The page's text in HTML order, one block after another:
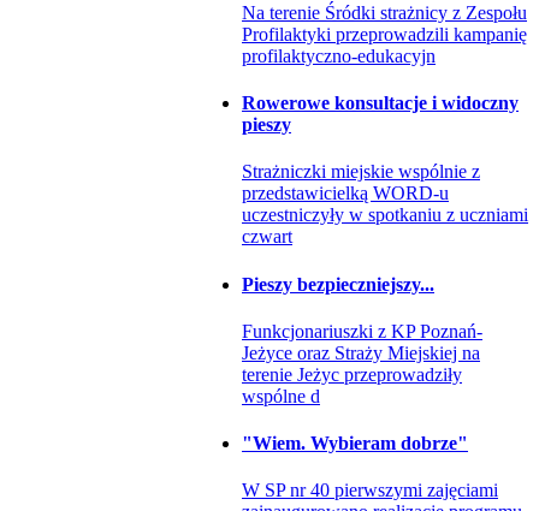
Na terenie Śródki strażnicy z Zespołu
Profilaktyki przeprowadzili kampanię
profilaktyczno-edukacyjn
Rowerowe konsultacje i widoczny
pieszy
Strażniczki miejskie wspólnie z
przedstawicielką WORD-u
uczestniczyły w spotkaniu z uczniami
czwart
Pieszy bezpieczniejszy...
Funkcjonariuszki z KP Poznań-
Jeżyce oraz Straży Miejskiej na
terenie Jeżyc przeprowadziły
wspólne d
"Wiem. Wybieram dobrze"
W SP nr 40 pierwszymi zajęciami